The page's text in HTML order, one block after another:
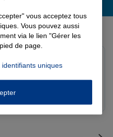
agences Allianz
vous acceptez tous
Vous pouvez aussi
via le lien "Gérer les
de page.
uniques